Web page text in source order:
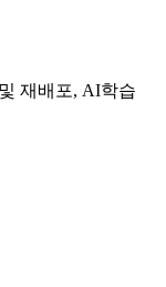
재배포, AI학습